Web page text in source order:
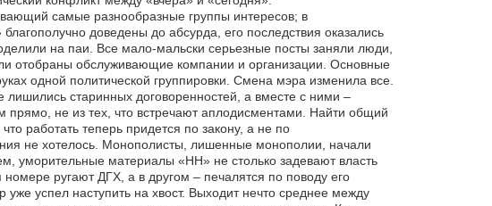
самые разнообразные группы интересов; в
доведены до абсурда, его последствия оказались
на паи. Все мало-мальски серьезные посты заняли люди,
отобраны обслуживающие компании и организации. Основные
одной политической группировки. Смена мэра изменила все.
старинных договоренностей, а вместе с ними –
не из тех, что встречают аплодисментами. Найти общий
работать теперь придется по закону, а не по
не хотелось. Монополисты, лишенные монополии, начали
уморительные материалы «НН» не столько задевают власть
ругают ДГХ, а в другом – печалятся по поводу его
успел наступить на хвост. Выходит нечто среднее между